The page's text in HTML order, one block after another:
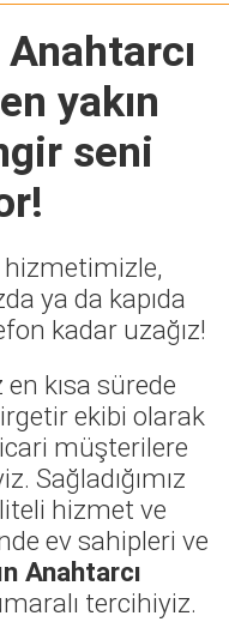
Anahtarcı
yakın
seni
hizmetimizle,
ya da kapıda
kadar uzağız!
kısa sürede
ekibi olarak
müşterilere
Sağladığımız
hizmet ve
ev sahipleri ve
Anahtarcı
tercihiyiz.